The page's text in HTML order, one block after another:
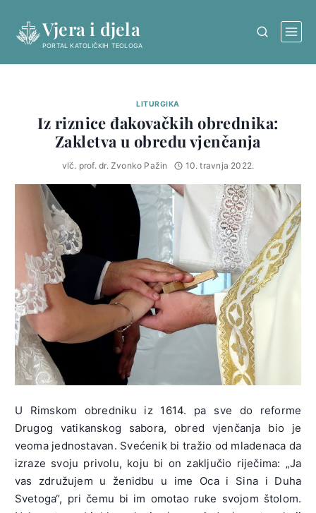
content
Vjera i djela
PORTAL KATOLIČKIH TEOLOGA
LITURGIKA
Iz riznice đakovačkih obrednika:
Zakletva u obredu vjenčanja
vlč. prof. dr. Zvonko Pažin 10. travnja 2022.
U Rimskom obredniku iz 1614. pa sve do reforme
Drugog vatikanskog sabora, obred vjenčanja bio je
veoma jednostavan. Svećenik bi tražio od mladenaca da
izraze svoju privolu, koju bi on zaključio riječima: „Ja
vas združujem u ženidbu u ime Oca i Sina i Duha
Svetoga“, pri čemu bi im omotao ruke svojom štolom.